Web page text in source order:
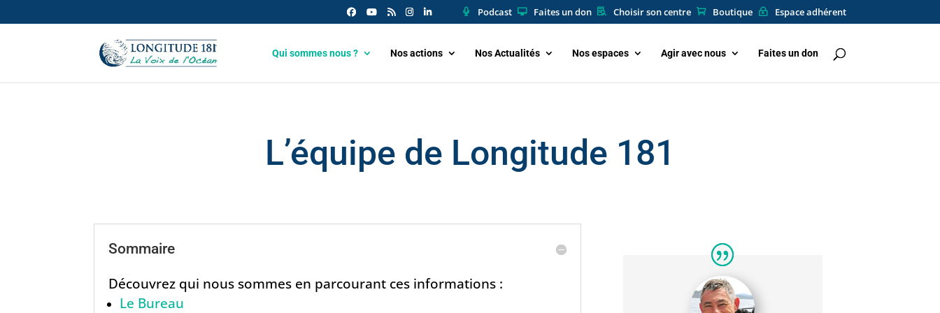
Podcast Faites un don Choisir son centre Boutique Espace adhérent
Qui sommes nous ? Nos actions Nos Actualités Nos espaces Agir avec nous Faites un don
L’équipe de Longitude 181
Sommaire
Découvrez qui nous sommes en parcourant ces informations :
Le Bureau